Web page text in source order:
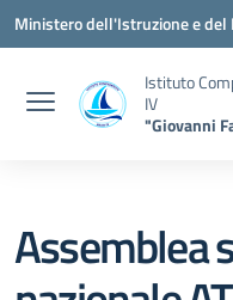
Vai ai contenuti
Vai al menu di navigazione
Vai al footer
Ministero dell'Istruzione e del
Istituto
IV
"Giovanni
Assemblea